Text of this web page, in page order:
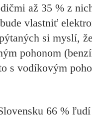
až 35 % z
vlastniť
si myslí,
pohonom
s vodíkovým
66 %